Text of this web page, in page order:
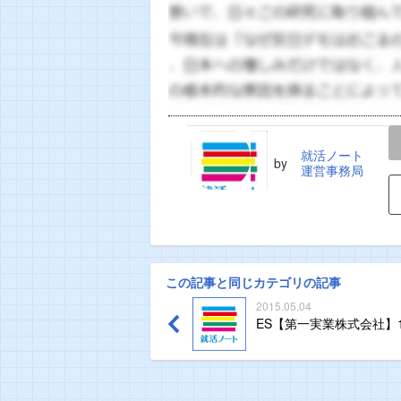
by
就活ノート
運営事務局
LINE
この記事と同じカテゴリの記事
2015.05.04
ES【第一実業株式会社